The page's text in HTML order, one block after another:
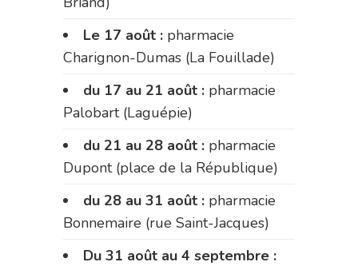
Le 17 août : pharmacie
Charignon-Dumas (La Fouillade)
du 17 au 21 août : pharmacie
Palobart (Laguépie)
du 21 au 28 août : pharmacie
Dupont (place de la République)
du 28 au 31 août : pharmacie
Bonnemaire (rue Saint-Jacques)
Du 31 août au 4 septembre :